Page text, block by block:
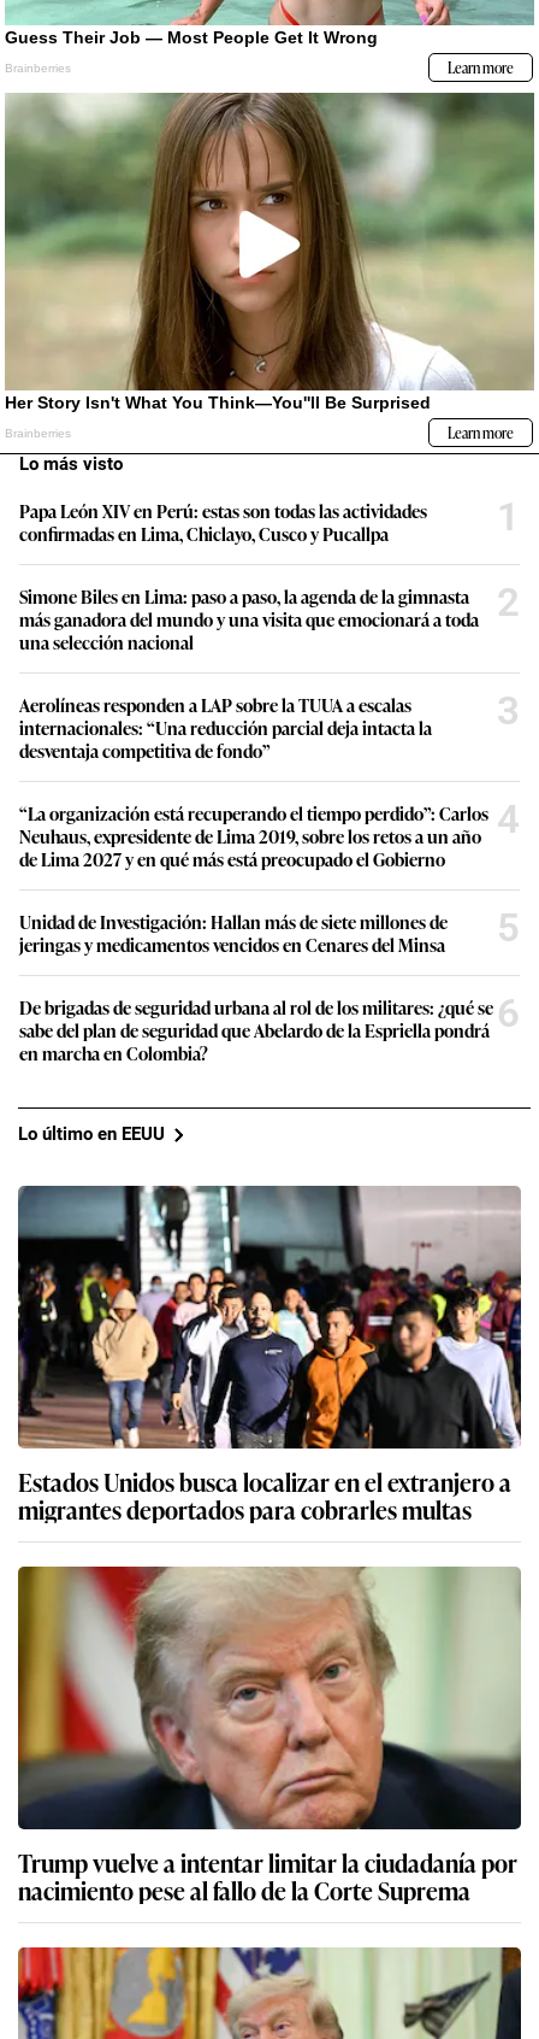
Lo más visto
Papa León XIV en Perú: estas son todas las actividades
confirmadas en Lima, Chiclayo, Cusco y Pucallpa
1
Simone Biles en Lima: paso a paso, la agenda de la gimnasta
más ganadora del mundo y una visita que emocionará a toda
una selección nacional
2
Aerolíneas responden a LAP sobre la TUUA a escalas
internacionales: “Una reducción parcial deja intacta la
desventaja competitiva de fondo”
3
“La organización está recuperando el tiempo perdido”: Carlos
Neuhaus, expresidente de Lima 2019, sobre los retos a un año
de Lima 2027 y en qué más está preocupado el Gobierno
4
Unidad de Investigación: Hallan más de siete millones de
jeringas y medicamentos vencidos en Cenares del Minsa
5
De brigadas de seguridad urbana al rol de los militares: ¿qué se
sabe del plan de seguridad que Abelardo de la Espriella pondrá
en marcha en Colombia?
6
Lo último en EEUU
Estados Unidos busca localizar en el extranjero a
migrantes deportados para cobrarles multas
Trump vuelve a intentar limitar la ciudadanía por
nacimiento pese al fallo de la Corte Suprema